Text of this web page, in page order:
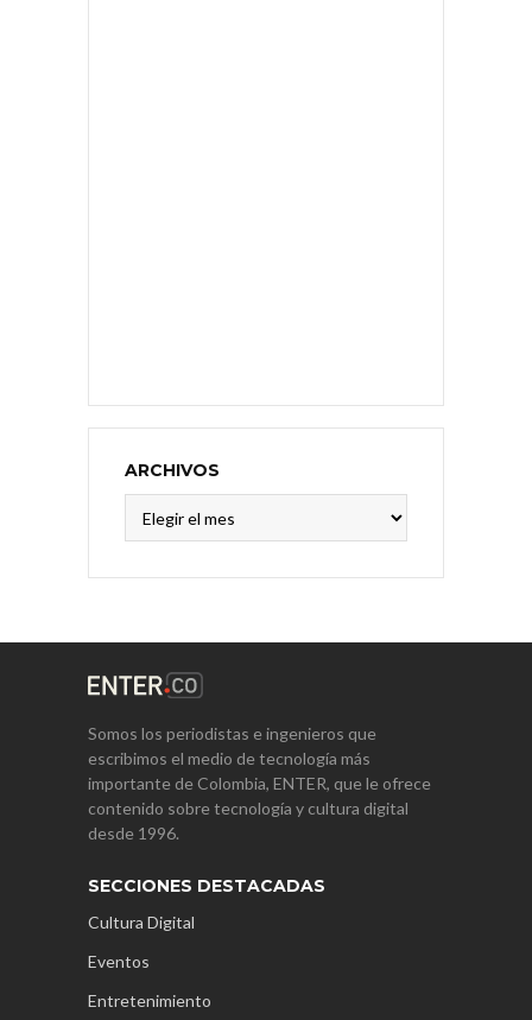
ARCHIVOS
Somos los periodistas e ingenieros que
escribimos el medio de tecnología más
importante de Colombia, ENTER, que le ofrece
contenido sobre tecnología y cultura digital
desde 1996.
SECCIONES DESTACADAS
Cultura Digital
Eventos
Entretenimiento